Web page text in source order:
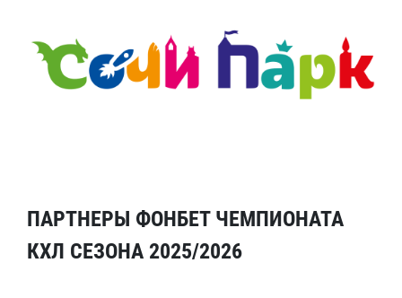
ПАРТНЕРЫ ФОНБЕТ ЧЕМПИОНАТА
КХЛ СЕЗОНА 2025/2026